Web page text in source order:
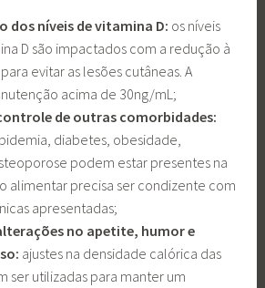
dos níveis de vitamina D: os níveis
D são impactados com a redução à
evitar as lesões cutâneas. A
acima de 30ng/mL;
de outras comorbidades:
diabetes, obesidade,
podem estar presentes na
alimentar precisa ser condizente com
apresentadas;
no apetite, humor e
ajustes na densidade calórica das
ser utilizadas para manter um